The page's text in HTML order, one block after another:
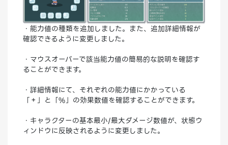
・能力値の種類を追加しました。また、追加詳細情報が
確認できるように変更しました。
・マウスオーバーで該当能力値の簡易的な説明を確認す
ることができます。
・詳細情報にて、それぞれの能力値にかかっている
「＋」と「%」の効果数値を確認することができます。
・キャラクターの基本最小/最大ダメージ数値が、状態ウ
ィンドウに反映されるように変更しました。